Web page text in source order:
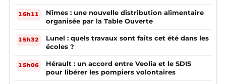
16h11
Nîmes : une nouvelle distribution alimentaire
organisée par la Table Ouverte
15h32
Lunel : quels travaux sont faits cet été dans les
écoles ?
15h06
Hérault : un accord entre Veolia et le SDIS
pour libérer les pompiers volontaires